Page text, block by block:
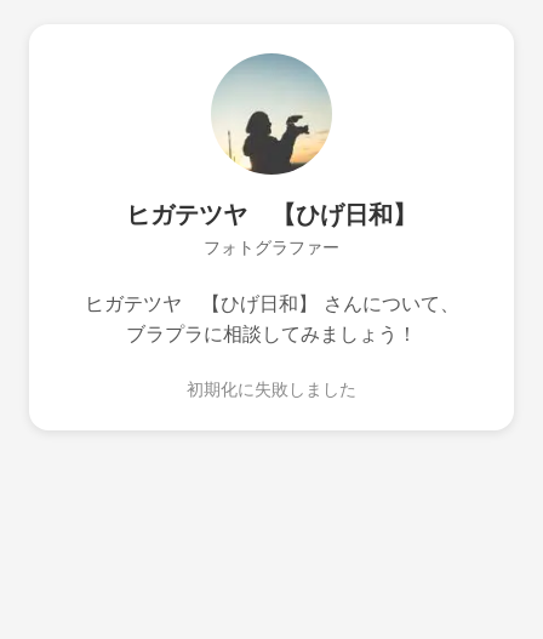
ヒガテツヤ 【ひげ日和】
フォトグラファー
ヒガテツヤ 【ひげ日和】 さんについて、
ブラプラに相談してみましょう！
初期化に失敗しました